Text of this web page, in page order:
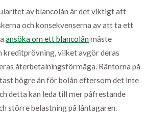
av blancolån är det viktigt att
och konsekvenserna av att ta ett
ansöka om ett blancolånmåste
kreditprövning, vilket avgör deras
återbetalningsförmåga. Räntorna på
högre än för bolån eftersom det inte
detta kan leda till mer påfrestande
större belastning på låntagaren.